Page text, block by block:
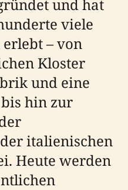
und hat
viele
– von
Kloster
und eine
hin zur
italienischen
Heute werden